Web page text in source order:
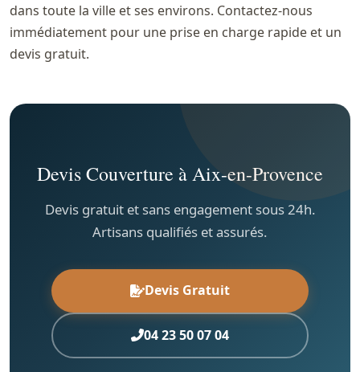
dans toute la ville et ses environs. Contactez-nous
immédiatement pour une prise en charge rapide et un
devis gratuit.
Devis Couverture à Aix-en-Provence
Devis gratuit et sans engagement sous 24h.
Artisans qualifiés et assurés.
Devis Gratuit
04 23 50 07 04